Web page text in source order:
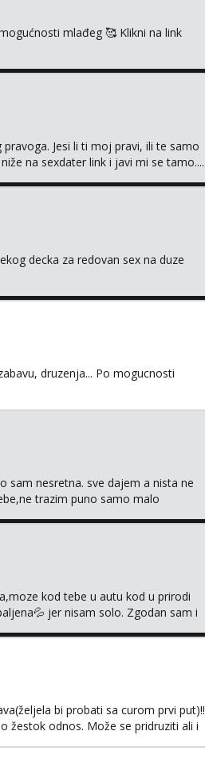
mlađeg 🥰 Klikni na link
Jesi li ti moj pravi, ili te samo
na sexdater link i javi mi se tamo....
decka za redovan sex na duze
druzenja... Po mogucnosti
sam nesretna. sve dajem a nista ne
trazim puno samo malo
kod tebe u autu kod u prirodi
jer nisam solo. Zgodan sam i
bi probati sa curom prvi put)!!
žestok odnos. Može se pridruziti ali i